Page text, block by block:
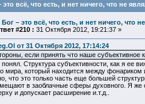
это всё, что есть, и нет ничего, что не
Бог – это всё, что есть, и нет ничего, что
#210 : 31 Октября 2012, 19:21:37 »
от 31 Октября 2012, 17:14:24
если принять что наше субъективное
Структура субъективности, как я ее
мира, который находится между фонариком
что это только часть еще большей
в заоблачные сферы духовного. Я же
и допускает расширение и.т.д..